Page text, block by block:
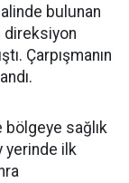
bulunan
Çarpışmanın
bölgeye sağlık
yerinde ilk